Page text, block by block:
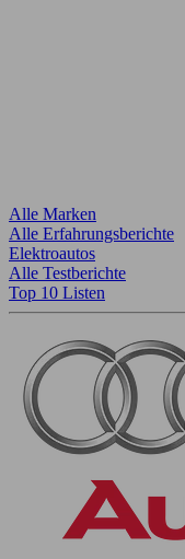
Alle Marken
Alle Erfahrungsberichte
Elektroautos
Alle Testberichte
Top 10 Listen